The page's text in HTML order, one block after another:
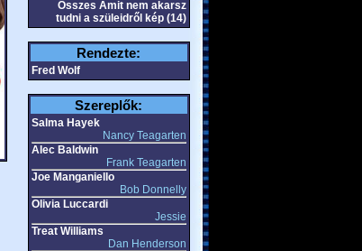
Összes Amit nem akarsz
tudni a szüleidről kép (14)
Rendezte:
Fred Wolf
Szereplők:
Salma Hayek
Nancy Teagarten
Alec Baldwin
Frank Teagarten
Joe Manganiello
Bob Donnelly
Olivia Luccardi
Jessie
Treat Williams
Dan Henderson